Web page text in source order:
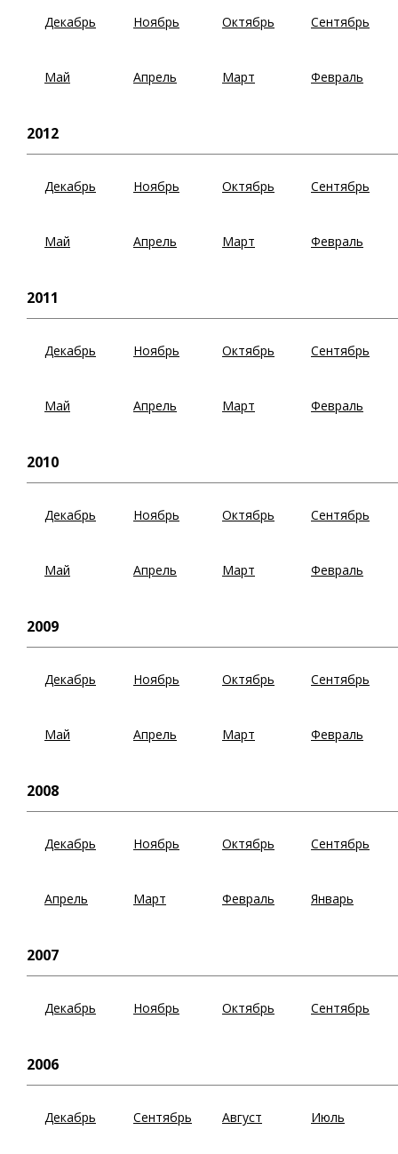
Декабрь Ноябрь Октябрь Сентябрь
Май Апрель Март Февраль
2012
Декабрь Ноябрь Октябрь Сентябрь
Май Апрель Март Февраль
2011
Декабрь Ноябрь Октябрь Сентябрь
Май Апрель Март Февраль
2010
Декабрь Ноябрь Октябрь Сентябрь
Май Апрель Март Февраль
2009
Декабрь Ноябрь Октябрь Сентябрь
Май Апрель Март Февраль
2008
Декабрь Ноябрь Октябрь Сентябрь
Апрель Март Февраль Январь
2007
Декабрь Ноябрь Октябрь Сентябрь
2006
Декабрь Сентябрь Август Июль